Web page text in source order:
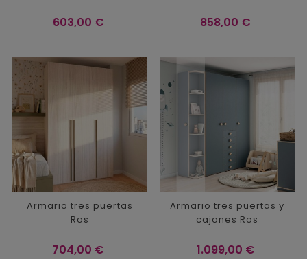
Precio
603,00 € Precio
858,00 €
Armario tres puertas
Ros
Precio
704,00 €
Armario tres puertas y
cajones Ros
Precio
1.099,00 €